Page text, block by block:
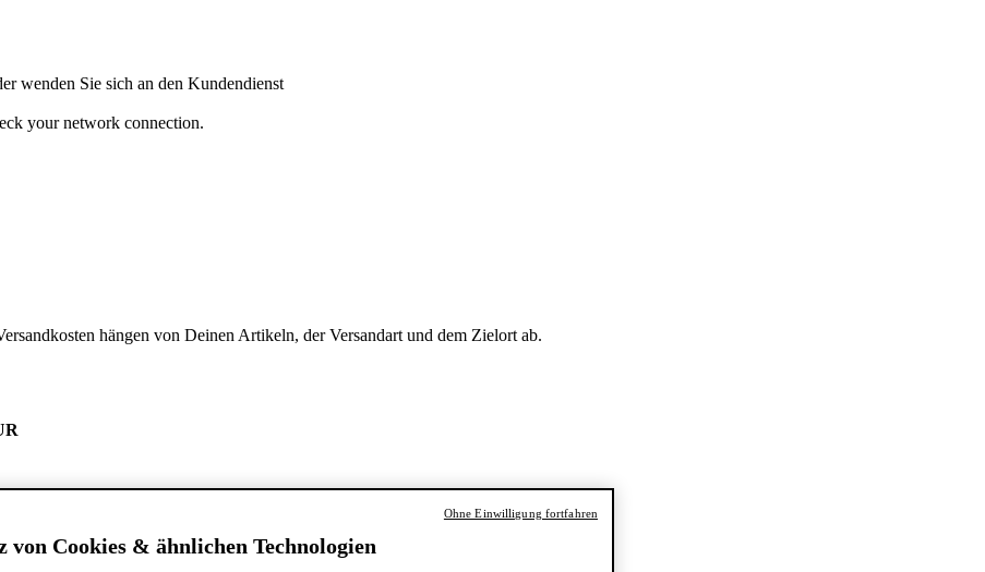
wenden Sie sich an den Kundendienst
your network connection.
hängen von Deinen Artikeln, der Versandart und dem Zielort ab.
von Cookies & ähnlichen Technologien
Ohne Einwilligung fortfahren